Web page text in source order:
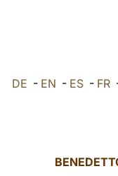
DE - EN - ES- FR